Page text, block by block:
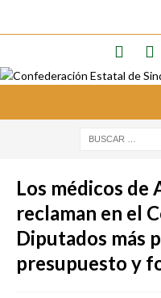
Los médicos de
reclaman en el
Diputados más
presupuesto y